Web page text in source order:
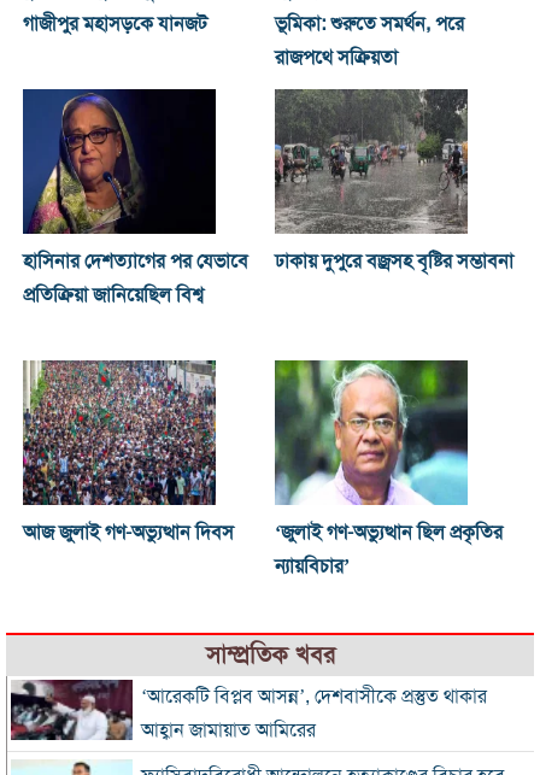
গাজীপুর মহাসড়কে যানজট
ভূমিকা: শুরুতে সমর্থন, পরে
রাজপথে সক্রিয়তা
হাসিনার দেশত্যাগের পর যেভাবে
প্রতিক্রিয়া জানিয়েছিল বিশ্ব
ঢাকায় দুপুরে বজ্রসহ বৃষ্টির সম্ভাবনা
আজ জুলাই গণ-অভ্যুত্থান দিবস
‘জুলাই গণ-অভ্যুত্থান ছিল প্রকৃতির
ন্যায়বিচার’
সাম্প্রতিক খবর
‘আরেকটি বিপ্লব আসন্ন’, দেশবাসীকে প্রস্তুত থাকার
আহ্বান জামায়াত আমিরের